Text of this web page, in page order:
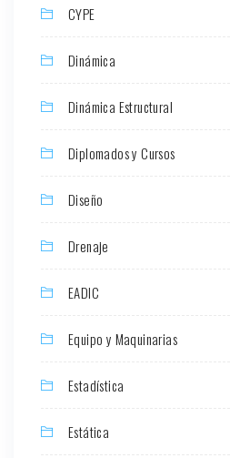
CYPE
Dinámica
Dinámica Estructural
Diplomados y Cursos
Diseño
Drenaje
EADIC
Equipo y Maquinarias
Estadística
Estática